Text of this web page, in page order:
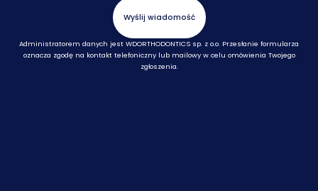
Wyślij wiadomość
Administratorem danych jest WDORTHODONTICS sp. z o.o. Przesłanie formularza
oznacza zgodę na kontakt telefoniczny lub mailowy w celu omówienia Twojego
zgłoszenia.